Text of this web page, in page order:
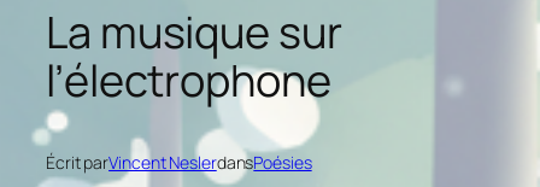
La musique sur
l’électrophone
Écrit parVincent NeslerdansPoésies